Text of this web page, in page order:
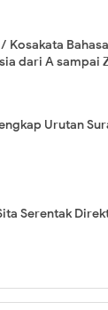
Kosakata
dari A sampai
Urutan
Serentak